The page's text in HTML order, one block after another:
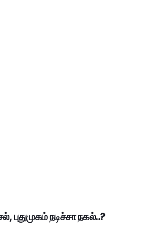
புதுமுகம் நடிச்சா நகல்..?